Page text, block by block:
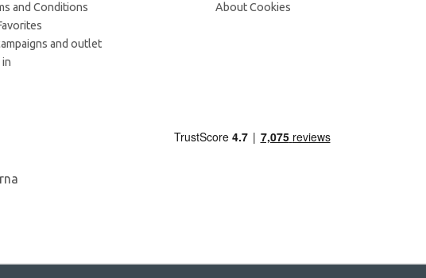
and Conditions
and outlet
in
About Cookies